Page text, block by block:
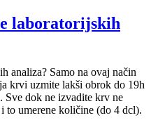
laboratorijskih
analiza? Samo na ovaj način
krvi uzmite lakši obrok do 19h
Sve dok ne izvadite krv ne
to umerene količine (do 4 dcl).